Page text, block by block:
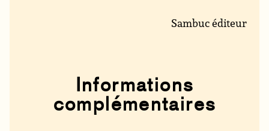
Sambuc éditeur
Informations
complémentaires